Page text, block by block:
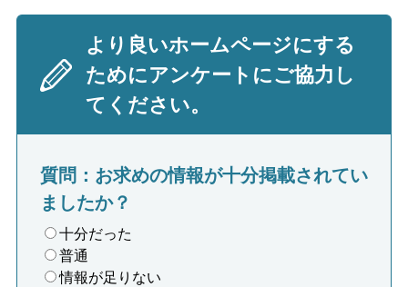
より良いホームページにする
ためにアンケートにご協力し
てください。
質問：お求めの情報が十分掲載されてい
ましたか？
十分だった
普通
情報が足りない